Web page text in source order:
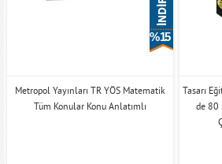
% 15
Metropol Yayınları TR YÖS Matematik
Tüm Konular Konu Anlatımlı
Tasarı
de 80